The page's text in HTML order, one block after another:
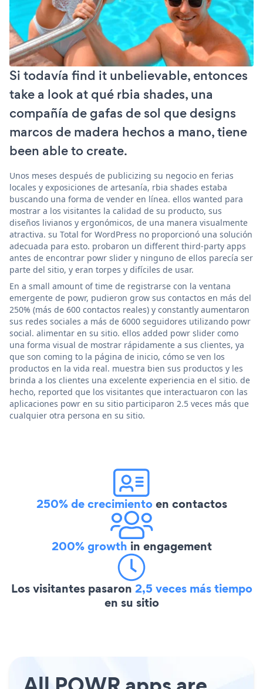
Si todavía find it unbelievable, entonces
take a look at qué rbia shades, una
compañía de gafas de sol que designs
marcos de madera hechos a mano, tiene
been able to create.
Unos meses después de publicizing su negocio en ferias
locales y exposiciones de artesanía, rbia shades estaba
buscando una forma de vender en línea. ellos wanted para
mostrar a los visitantes la calidad de su producto, sus
diseños livianos y ergonómicos, de una manera visualmente
atractiva. su Total for WordPress no proporcionó una solución
adecuada para esto. probaron un different third-party apps
antes de encontrar powr slider y ninguno de ellos parecía ser
parte del sitio, y eran torpes y difíciles de usar.
En a small amount of time de registrarse con la ventana
emergente de powr, pudieron grow sus contactos en más del
250% (más de 600 contactos reales) y constantly aumentaron
sus redes sociales a más de 6000 seguidores utilizando powr
social. alimentar en su sitio. ellos added powr slider como
una forma visual de mostrar rápidamente a sus clientes, ya
que son coming to la página de inicio, cómo se ven los
productos en la vida real. muestra bien sus productos y les
brinda a los clientes una excelente experiencia en el sitio. de
hecho, reported que los visitantes que interactuaron con las
aplicaciones powr en su sitio participaron 2.5 veces más que
cualquier otra persona en su sitio.
250% de crecimientoen contactos
200% growth in engagement
Los visitantes pasaron 2,5 veces más tiempo
en su sitio